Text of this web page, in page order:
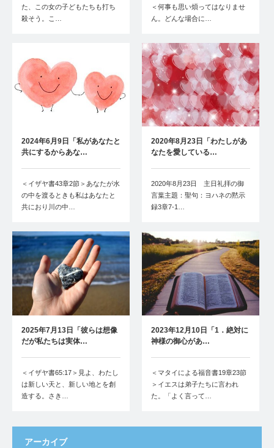
た、この女の子どもたちも打ち
殺そう。こ…
＜何事も思い煩ってはなりませ
ん。どんな場合に…
2024年6月9日「私があなたと
共にするからあな…
＜イザヤ書43章2節＞あなたが水
の中を渡るときも私はあなたと
共におり川の中…
2020年8月23日「わたしがあ
なたを愛している…
2020年8月23日 主日礼拝の御
言葉主題：聖句：ヨハネの黙示
録3章7-1…
2025年7月13日「彼らは想像
だが私たちは実体…
＜イザヤ書65:17＞見よ、わたし
は新しい天と、新しい地とを創
造する。さき…
2023年12月10日「1．絶対に
神様の御心があ…
＜マタイによる福音書19章23節
＞イエスは弟子たちに言われ
た。「よく言って…
アーカイブ